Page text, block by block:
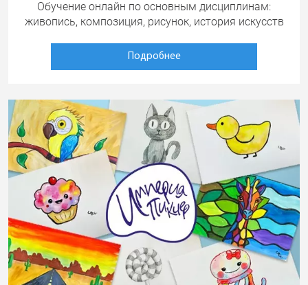
Обучение онлайн по основным дисциплинам:
живопись, композиция, рисунок, история искусств
Подробнее